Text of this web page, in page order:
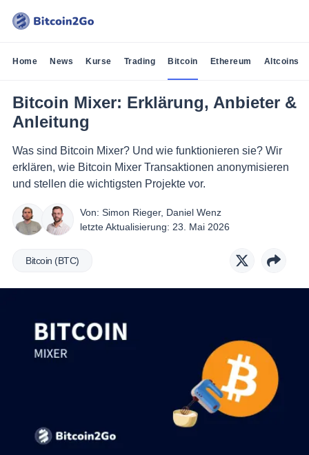
Home News Kurse Trading Bitcoin Ethereum Altcoins
Bitcoin Mixer: Erklärung, Anbieter &
Anleitung
Was sind Bitcoin Mixer? Und wie funktionieren sie? Wir
erklären, wie Bitcoin Mixer Transaktionen anonymisieren
und stellen die wichtigsten Projekte vor.
Von: Simon Rieger, Daniel Wenz
letzte Aktualisierung: 23. Mai 2026
Bitcoin (BTC)